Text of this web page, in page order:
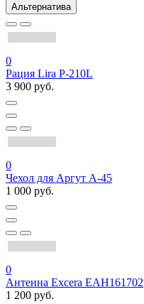
Альтернатива
0
Рация Lira P-210L
3 900 руб.
0
Чехол для Аргут А-45
1 000 руб.
0
Антенна Excera EAH161702
1 200 руб.